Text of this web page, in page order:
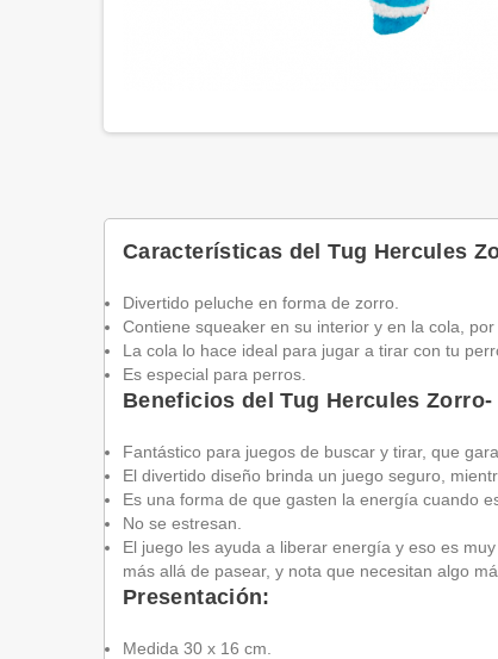
Características del Tug Hercules
Divertido peluche en forma de zorro.
Contiene squeaker en su interior y en la cola,
La cola lo hace ideal para jugar a tirar con tu
Es especial para perros.
Beneficios del Tug Hercules Zorro-
Fantástico para juegos de buscar y tirar, que
El divertido diseño brinda un juego seguro,
Es una forma de que gasten la energía cuando
No se estresan.
El juego les ayuda a liberar energía y eso es
más allá de pasear, y nota que necesitan algo
Presentación:
Medida 30 x 16 cm.